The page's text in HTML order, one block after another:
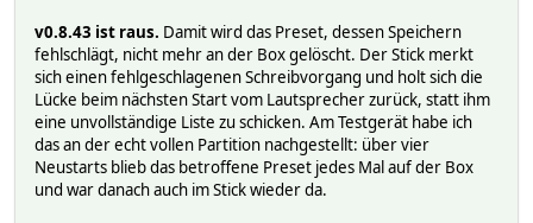
v0.8.43 ist raus. Damit wird das Preset, dessen Speichern
fehlschlägt, nicht mehr an der Box gelöscht. Der Stick merkt
sich einen fehlgeschlagenen Schreibvorgang und holt sich die
Lücke beim nächsten Start vom Lautsprecher zurück, statt ihm
eine unvollständige Liste zu schicken. Am Testgerät habe ich
das an der echt vollen Partition nachgestellt: über vier
Neustarts blieb das betroffene Preset jedes Mal auf der Box
und war danach auch im Stick wieder da.